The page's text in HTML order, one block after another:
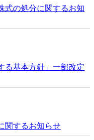
式の処分に関するお知
る基本方針」一部改定
関するお知らせ